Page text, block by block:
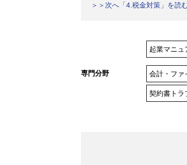
＞＞次へ「4.税金対策」を読
起業マニュ
専門分野 会計・ファ
契約書トラ